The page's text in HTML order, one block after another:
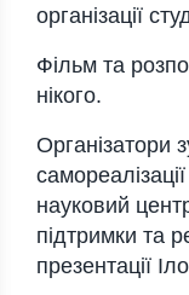
організації
Фільм та
нікого.
Організатори
науковий
підтримки та
презентації